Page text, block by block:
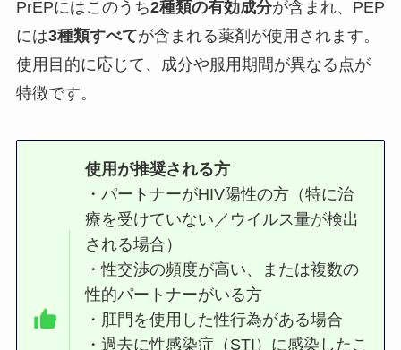
PrEPにはこのうち2種類の有効成分が含まれ、PEP
には3種類すべてが含まれる薬剤が使用されます。
使用目的に応じて、成分や服用期間が異なる点が
特徴です。
使用が推奨される方
・パートナーがHIV陽性の方（特に治
療を受けていない／ウイルス量が検出
される場合）
・性交渉の頻度が高い、または複数の
性的パートナーがいる方
・肛門を使用した性行為がある場合
・過去に性感染症（STI）に感染したこ